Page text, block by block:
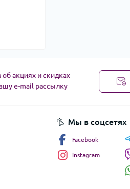
акциях и скидках
e-mail рассылку
Мы в соцсетях
Facebook
Instagram